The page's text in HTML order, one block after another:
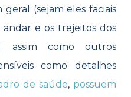
(sejam eles faciais
e os trejeitos dos
assim como outros
como detalhes
de saúde, possuem